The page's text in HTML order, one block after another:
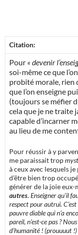
Citation:
Pour « devenir
soi-même ce que
probité morale, rien
que l’on enseigne
(toujours se méfier
cela que je ne traite
capable d’incarner
au lieu de me
Pour réussir à y
me paraissait trop
à ceux avec lesquels
d’être bien trop
générer de la joie eux-
autres. Enseigner qu’il
respect pour autrui.
pauvre diable qui n’a
pareil, n’est-ce pas ?
d’humanité ! (prouuuut !)